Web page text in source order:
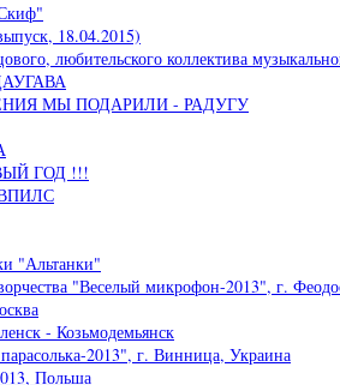
18.04.2015)
любительского коллектива
МЫ ПОДАРИЛИ - РАДУГУ
ГОД !!!
"Альтанки"
"Веселый микрофон-2013", г.
- Козьмодемьянск
2013", г. Винница, Украина
Польша